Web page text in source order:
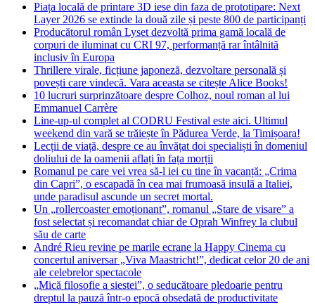
Piața locală de printare 3D iese din faza de prototipare: Next
Layer 2026 se extinde la două zile și peste 800 de participanți
Producătorul român Lyset dezvoltă prima gamă locală de
corpuri de iluminat cu CRI 97, performanță rar întâlnită
inclusiv în Europa
Thrillere virale, ficțiune japoneză, dezvoltare personală și
povești care vindecă. Vara aceasta se citește Alice Books!
10 lucruri surprinzătoare despre Colhoz, noul roman al lui
Emmanuel Carrère
Line-up-ul complet al CODRU Festival este aici. Ultimul
weekend din vară se trăiește în Pădurea Verde, la Timișoara!
Lecții de viață, despre ce au învățat doi specialiști în domeniul
doliului de la oamenii aflați în fața morții
Romanul pe care vei vrea să-l iei cu tine în vacanță: „Crima
din Capri”, o escapadă în cea mai frumoasă insulă a Italiei,
unde paradisul ascunde un secret mortal.
Un „rollercoaster emoționant”, romanul „Stare de visare” a
fost selectat și recomandat chiar de Oprah Winfrey la clubul
său de carte
André Rieu revine pe marile ecrane la Happy Cinema cu
concertul aniversar „Viva Maastricht!”, dedicat celor 20 de ani
ale celebrelor spectacole
„Mică filosofie a siestei”, o seducătoare pledoarie pentru
dreptul la pauză într-o epocă obsedată de productivitate